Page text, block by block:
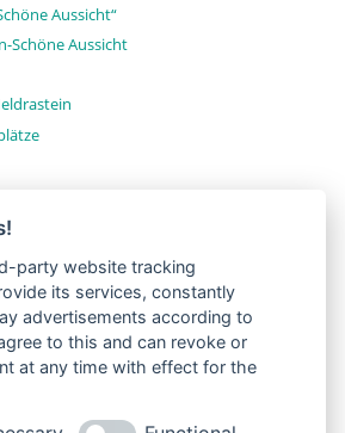
Aussicht“
Schöne Aussicht
party website tracking
its services, constantly
advertisements according to
to this and can revoke or
at any time with effect for the